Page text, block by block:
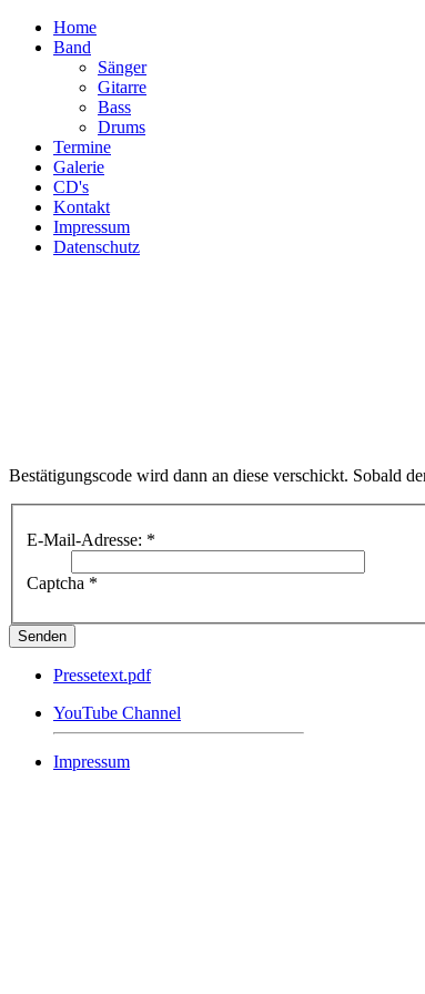
Home
Band
Sänger
Gitarre
Bass
Drums
Termine
Galerie
CD's
Kontakt
Impressum
Datenschutz
Bestätigungscode wird dann an diese verschickt. Sobald
E-Mail-Adresse: *
Captcha *
Senden
Pressetext.pdf
YouTube Channel
Impressum